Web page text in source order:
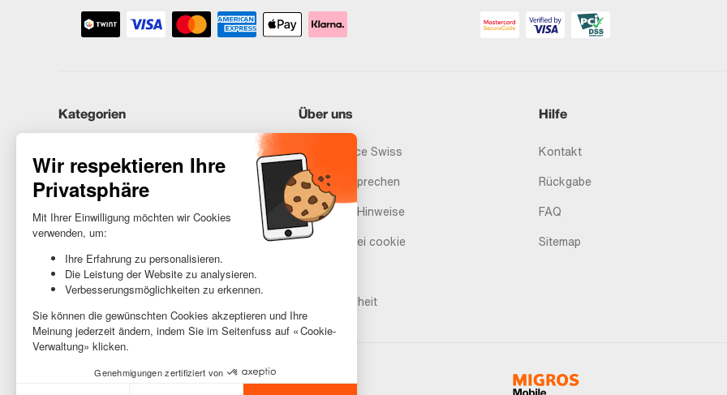
Kategorien
Samsung
Huawei
Benötigst du Hilfe?
Über uns
Recommerce Swiss
Unser Versprechen
Rechtliche Hinweise
Gestione dei cookie
Barrierefreiheit
Hilfe
Kontakt
Rückgabe
FAQ
Sitemap